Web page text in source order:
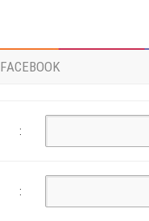
FACEBOOK
:
: